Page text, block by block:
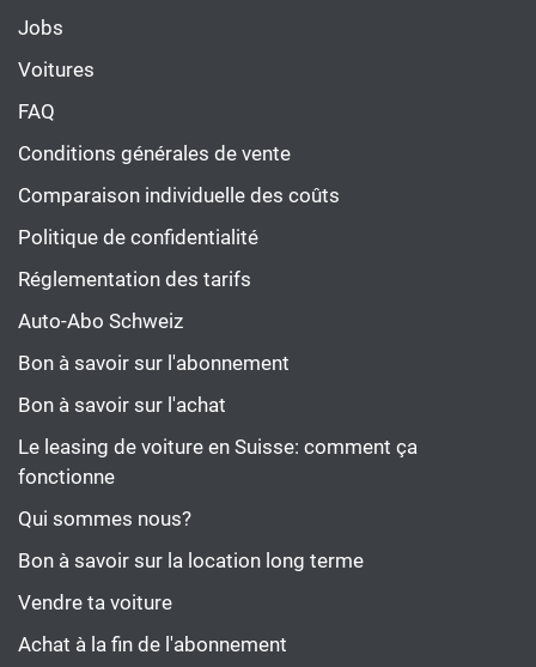
Jobs
Voitures
FAQ
Conditions générales de vente
Comparaison individuelle des coûts
Politique de confidentialité
Réglementation des tarifs
Auto-Abo Schweiz
Bon à savoir sur l'abonnement
Bon à savoir sur l'achat
Le leasing de voiture en Suisse: comment ça
fonctionne
Qui sommes nous?
Bon à savoir sur la location long terme
Vendre ta voiture
Achat à la fin de l'abonnement